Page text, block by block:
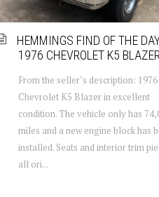
HEMMINGS FIND OF THE
1976 CHEVROLET K5 BLAZER
From the seller’s description: 1976
Chevrolet K5 Blazer in excellent
condition. The vehicle only has
miles and a new engine block has
installed. Seats and interior trim
all ori...